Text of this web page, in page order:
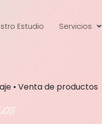
Estudio Servicios
• Venta de productos